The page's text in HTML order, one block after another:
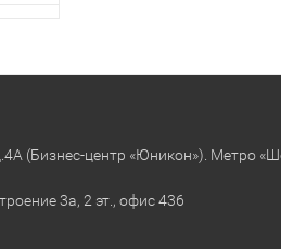
(Бизнес-центр «Юникон»). Метро
3а, 2 эт., офис 436